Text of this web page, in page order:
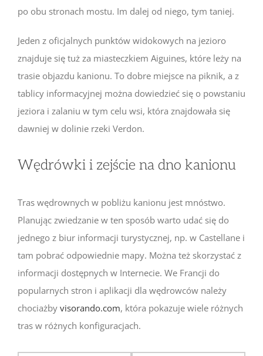
po obu stronach mostu. Im dalej od niego, tym taniej.
Jeden z oficjalnych punktów widokowych na jezioro
znajduje się tuż za miasteczkiem Aiguines, które leży na
trasie objazdu kanionu. To dobre miejsce na piknik, a z
tablicy informacyjnej można dowiedzieć się o powstaniu
jeziora i zalaniu w tym celu wsi, która znajdowała się
dawniej w dolinie rzeki Verdon.
Wędrówki i zejście na dno kanionu
Tras wędrownych w pobliżu kanionu jest mnóstwo.
Planując zwiedzanie w ten sposób warto udać się do
jednego z biur informacji turystycznej, np. w Castellane i
tam pobrać odpowiednie mapy. Można też skorzystać z
informacji dostępnych w Internecie. We Francji do
popularnych stron i aplikacji dla wędrowców należy
chociażby visorando.com, która pokazuje wiele różnych
tras w różnych konfiguracjach.